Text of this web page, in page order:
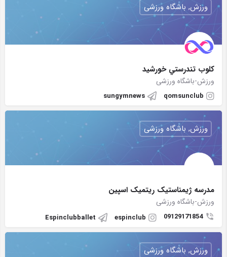
کلوب تندرستي خورشید
ورزش-باشگاه ورزشی
qomsunclub
sungymnews
ورزش, باشگاه ورزشی
مدرسه ژیمناستیک ریتمیک اسپین
ورزش-باشگاه ورزشی
09129171854
espinclub
Espinclubballet
ورزش, باشگاه ورزشی
ورزش, باشگاه ورزشی